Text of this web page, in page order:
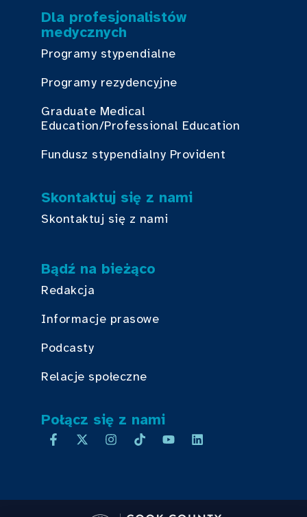
Dla profesjonalistów
medycznych
Programy stypendialne
Programy rezydencyjne
Graduate Medical
Education/Professional Education
Fundusz stypendialny Provident
Skontaktuj się z nami
Skontaktuj się z nami
Bądź na bieżąco
Redakcja
Informacje prasowe
Podcasty
Relacje społeczne
Połącz się z nami